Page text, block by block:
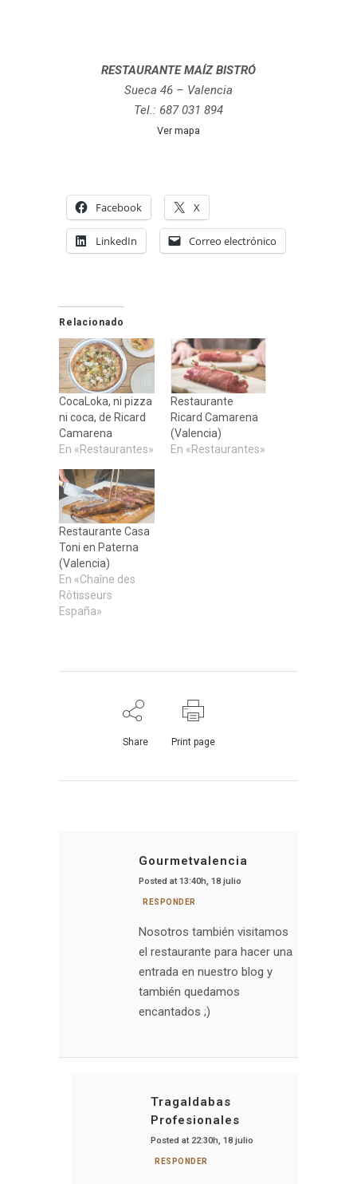
RESTAURANTE MAÍZ BISTRÓ
Sueca 46 – Valencia
Tel.: 687 031 894
Ver mapa
Facebook X
LinkedIn Correo electrónico
Relacionado
CocaLoka, ni pizza
ni coca, de Ricard
Camarena
En «Restaurantes»
Restaurante
Ricard Camarena
(Valencia)
En «Restaurantes»
Restaurante Casa
Toni en Paterna
(Valencia)
En «Chaîne des
Rôtisseurs
España»
Share Print page
Gourmetvalencia
Posted at 13:40h, 18 julio
RESPONDER
Nosotros también visitamos
el restaurante para hacer una
entrada en nuestro blog y
también quedamos
encantados ;)
Tragaldabas
Profesionales
Posted at 22:30h, 18 julio
RESPONDER